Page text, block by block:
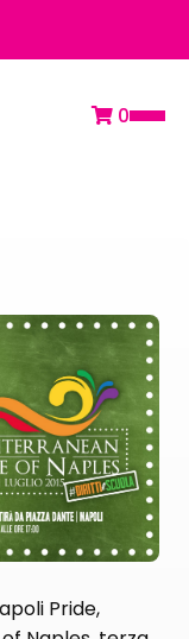
0
Pride,